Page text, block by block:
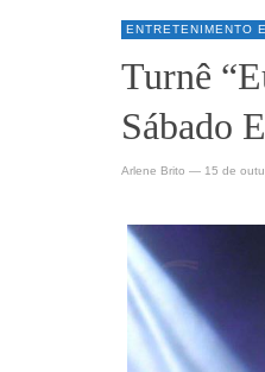
ENTRETENIMENTO
Turnê
Sábado
Arlene Brito — 15 de